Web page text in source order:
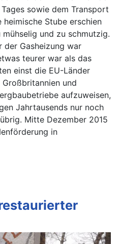
sowie dem Transport
Stube erschien
und zu schmutzig.
der Gasheizung war
teurer war als das
einst die EU-Länder
Großbritannien und
aufzuweisen,
Jahrtausends nur noch
Mitte Dezember 2015
in